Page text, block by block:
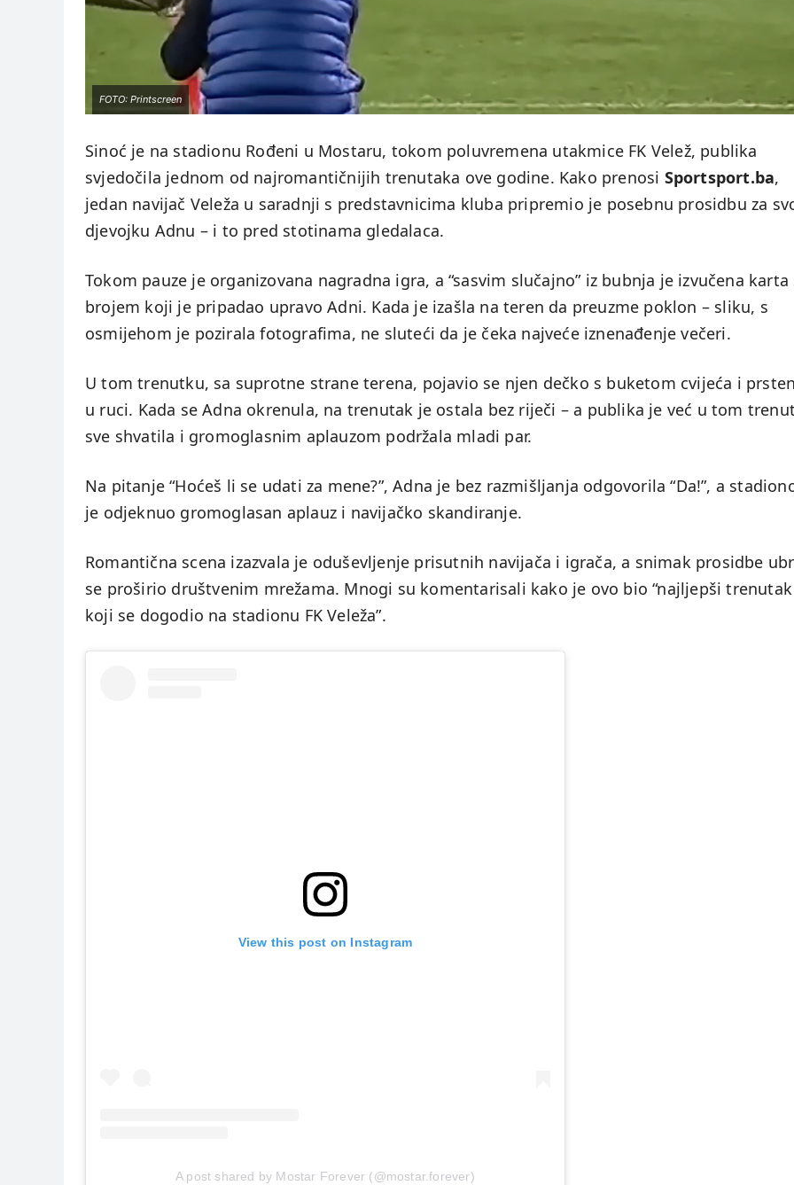
FOTO: Printscreen
Sinoć je na stadionu Rođeni u Mostaru, tokom poluvremena utakmice FK Velež, publika
svjedočila jednom od najromantičnijih trenutaka ove godine. Kako prenosi Sportsport.ba,
jedan navijač Veleža u saradnji s predstavnicima kluba pripremio je posebnu prosidbu za
djevojku Adnu – i to pred stotinama gledalaca.
Tokom pauze je organizovana nagradna igra, a “sasvim slučajno” iz bubnja je izvučena karta
brojem koji je pripadao upravo Adni. Kada je izašla na teren da preuzme poklon – sliku, s
osmijehom je pozirala fotografima, ne sluteći da je čeka najveće iznenađenje večeri.
U tom trenutku, sa suprotne strane terena, pojavio se njen dečko s buketom cvijeća i
u ruci. Kada se Adna okrenula, na trenutak je ostala bez riječi – a publika je već u tom
sve shvatila i gromoglasnim aplauzom podržala mladi par.
Na pitanje “Hoćeš li se udati za mene?”, Adna je bez razmišljanja odgovorila “Da!”, a
je odjeknuo gromoglasan aplauz i navijačko skandiranje.
Romantična scena izazvala je oduševljenje prisutnih navijača i igrača, a snimak prosidbe
se proširio društvenim mrežama. Mnogi su komentarisali kako je ovo bio “najljepši trenutak
koji se dogodio na stadionu FK Veleža”.
View this post on Instagram
A post shared by Mostar Forever (@mostar.forever)